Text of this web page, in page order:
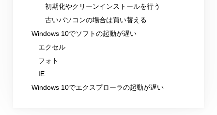
初期化やクリーンインストールを行う
古いパソコンの場合は買い替える
Windows 10でソフトの起動が遅い
エクセル
フォト
IE
Windows 10でエクスプローラの起動が遅い